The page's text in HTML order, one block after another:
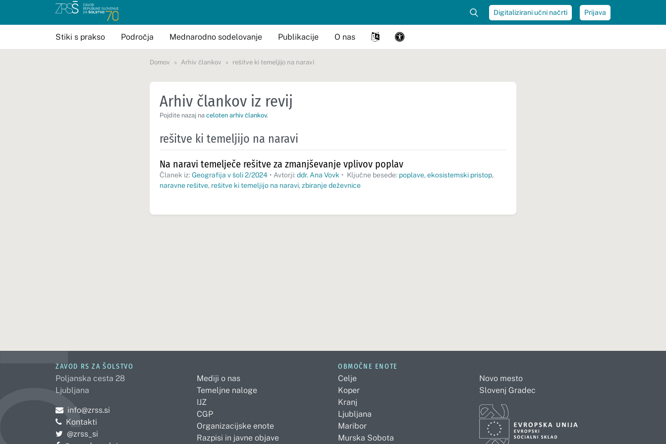
Digitalizirani učni načrti Prijava
Stiki s prakso Področja Mednarodno sodelovanje Publikacije O nas
Domov Arhiv člankov rešitve ki temeljijo na naravi
Arhiv člankov iz revij
Pojdite nazaj na celoten arhiv člankov.
rešitve ki temeljijo na naravi
Na naravi temelječe rešitve za zmanjševanje vplivov poplav
Članek iz: Geografija v šoli 2/2024 • Avtorji: ddr. Ana Vovk • Ključne besede: poplave, ekosistemski pristop,
naravne rešitve, rešitve ki temeljijo na naravi, zbiranje deževnice
ZAVOD RS ZA ŠOLSTVO
Poljanska cesta 28
Ljubljana
Pošljite e-mail na
info@zrss.si
Kontakti
Pojdite na Twitter:
@zrss_si
Mediji o nas
Temeljne naloge
IJZ
CGP
Organizacijske enote
Razpisi in javne objave
OBMOČNE ENOTE
Celje
Koper
Kranj
Ljubljana
Maribor
Murska Sobota
Novo mesto
Slovenj Gradec